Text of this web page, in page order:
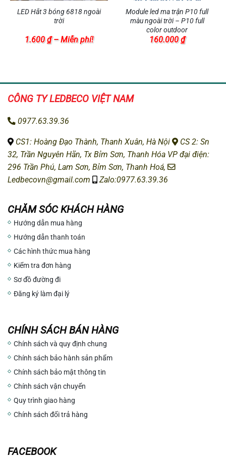
LED Hắt 3 bóng 6818 ngoài
trời
1.600₫ –Miễn phí!Khoảng
Module led ma trận P10 full
màu ngoài trời – P10 full
color outdoor
160.000₫
CÔNG TY LEDBECO VIỆT NAM
0977.63.39.36
CS1: Hoàng Đạo Thành, Thanh Xuân, Hà Nội
CS 2: Sn
32, Trần Nguyên Hãn, Tx Bỉm Sơn, Thanh Hóa VP đại điện:
296 Trần Phú, Lam Sơn, Bỉm Sơn, Thanh Hoá,
Ledbecovn@gmail.com
Zalo:0977.63.39.36
CHĂM SÓC KHÁCH HÀNG
Hướng dẫn mua hàng
Hướng dẫn thanh toán
Các hình thức mua hàng
Kiểm tra đơn hàng
Sơ đồ đường đi
Đăng ký làm đại lý
CHÍNH SÁCH BÁN HÀNG
Chính sách và quy định chung
Chính sách bảo hành sản phẩm
Chính sách bảo mật thông tin
Chính sách vận chuyển
Quy trình giao hàng
Chính sách đổi trả hàng
FACEBOOK